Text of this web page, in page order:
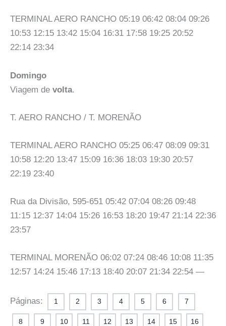
TERMINAL AERO RANCHO 05:19 06:42 08:04 09:26
10:53 12:15 13:42 15:04 16:31 17:58 19:25 20:52
22:14 23:34
Domingo
Viagem de volta.
T. AERO RANCHO / T. MORENÃO
TERMINAL AERO RANCHO 05:25 06:47 08:09 09:31
10:58 12:20 13:47 15:09 16:36 18:03 19:30 20:57
22:19 23:40
Rua da Divisão, 595-651 05:42 07:04 08:26 09:48
11:15 12:37 14:04 15:26 16:53 18:20 19:47 21:14 22:36
23:57
TERMINAL MORENÃO 06:02 07:24 08:46 10:08 11:35
12:57 14:24 15:46 17:13 18:40 20:07 21:34 22:54 —
Páginas: 1 2 3 4 5 6 7
8 9 10 11 12 13 14 15 16